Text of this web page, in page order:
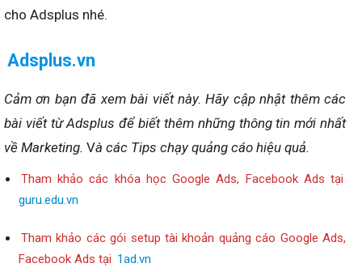
cho Adsplus nhé.
Adsplus.vn
Cảm ơn bạn đã xem bài viết này. Hãy cập nhật thêm các
bài viết từ Adsplus để biết thêm những thông tin mới nhất
về Marketing. Và các Tips chạy quảng cáo hiệu quả.
Tham khảo các khóa học Google Ads, Facebook Ads tại
guru.edu.vn
Tham khảo các gói setup tài khoản quảng cáo Google Ads,
Facebook Ads tại 1ad.vn